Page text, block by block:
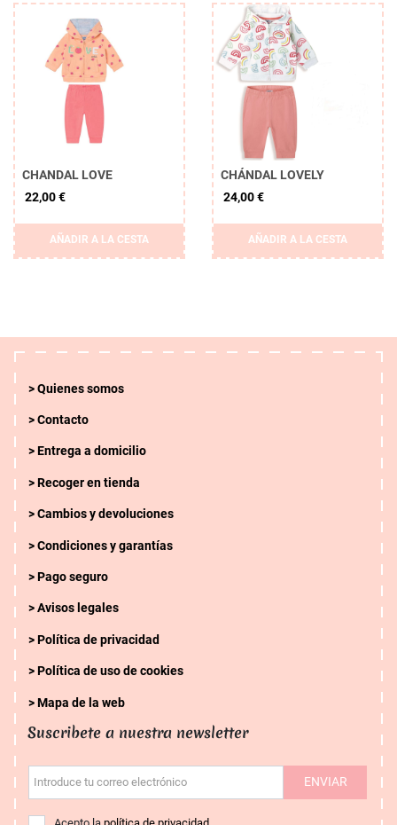
CHANDAL LOVE
22,00 €
AÑADIR A LA CESTA
CHÁNDAL LOVELY
24,00 €
AÑADIR A LA CESTA
Quienes somos
Contacto
Entrega a domicilio
Recoger en tienda
Cambios y devoluciones
Condiciones y garantías
Pago seguro
Avisos legales
Política de privacidad
Política de uso de cookies
Mapa de la web
Suscribete a nuestra newsletter
Introduce tu correo electrónico ENVIAR